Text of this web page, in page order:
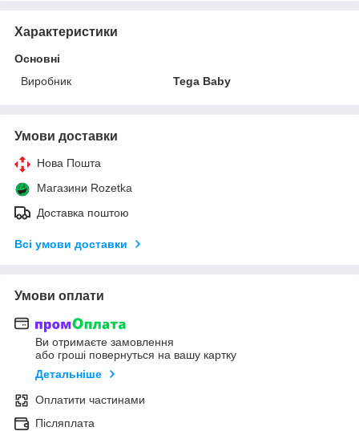
Характеристики
Основні
Виробник
Tega Baby
Умови доставки
Нова Пошта
Магазини Rozetka
Доставка поштою
Всі умови доставки
Умови оплати
Ви отримаєте замовлення
або гроші повернуться на вашу картку
Детальніше
Оплатити частинами
Післяплата